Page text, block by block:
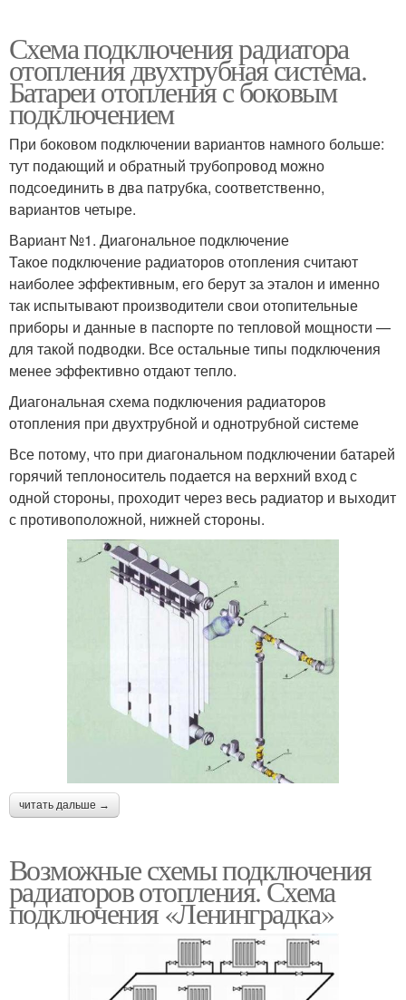
Схема подключения радиатора
отопления двухтрубная система.
Батареи отопления с боковым
подключением
При боковом подключении вариантов намного больше:
тут подающий и обратный трубопровод можно
подсоединить в два патрубка, соответственно,
вариантов четыре.
Вариант №1. Диагональное подключение
Такое подключение радиаторов отопления считают
наиболее эффективным, его берут за эталон и именно
так испытывают производители свои отопительные
приборы и данные в паспорте по тепловой мощности —
для такой подводки. Все остальные типы подключения
менее эффективно отдают тепло.
Диагональная схема подключения радиаторов
отопления при двухтрубной и однотрубной системе
Все потому, что при диагональном подключении батарей
горячий теплоноситель подается на верхний вход с
одной стороны, проходит через весь радиатор и выходит
с противоположной, нижней стороны.
читать дальше →
Возможные схемы подключения
радиаторов отопления. Схема
подключения «Ленинградка»